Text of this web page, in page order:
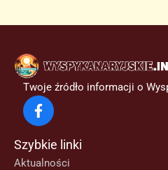
Twoje źródło informacji o
Szybkie linki
Aktualności